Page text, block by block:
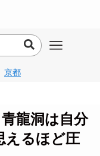
京都
龍洞は自分
えるほど圧